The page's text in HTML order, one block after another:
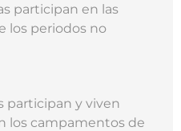
participan en las
los periodos no
participan y viven
los campamentos de